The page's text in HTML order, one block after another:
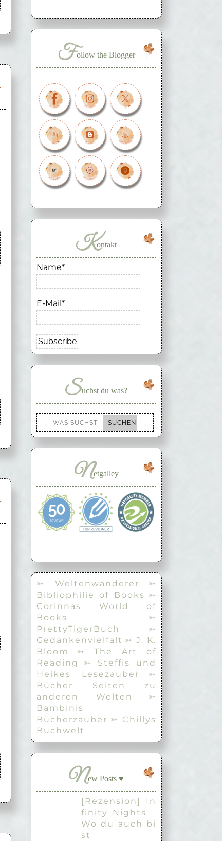
Follow the Blogger
Kontakt
Name*
E-Mail*
Suchst du was?
Netgalley
➳ Weltenwanderer
➳
Bibliophilie of Books ➳
Corinnas World of
Books
➳
PrettyTigerBuch
➳
Gedankenvielfalt ➳ J. K.
Bloom
➳ The Art of
Reading
➳ Steffis und
Heikes Lesezauber
➳
Bücher Seiten zu
anderen Welten
➳
Bambinis
Bücherzauber ➳ Chillys
Buchwelt
New Posts ♥
[Rezension] In
finity Nights –
Wo du auch bi
st